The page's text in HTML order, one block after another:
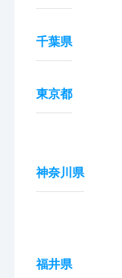
千葉県
東京都
神奈川県
福井県